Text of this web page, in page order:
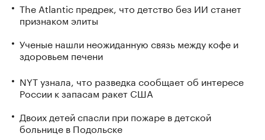
The Atlantic предрек, что детство без ИИ станет
признаком элиты
Ученые нашли неожиданную связь между кофе и
здоровьем печени
NYT узнала, что разведка сообщает об интересе
России к запасам ракет США
Двоих детей спасли при пожаре в детской
больнице в Подольске